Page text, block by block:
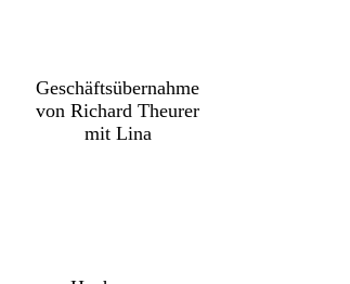
Geschäftsübernahme
von Richard Theurer
mit Lina